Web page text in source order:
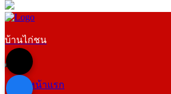
บ้านไก่ชน
หน้าแรก